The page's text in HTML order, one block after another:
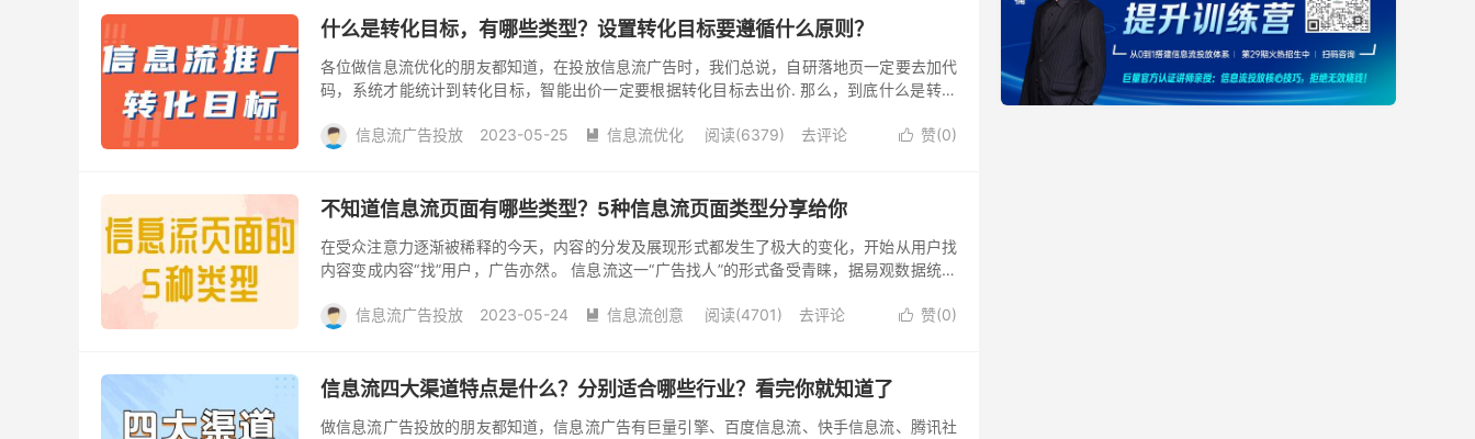
什么是转化目标，有哪些类型？设置转化目标要遵循什么原则？
各位做信息流优化的朋友都知道，在投放信息流广告时，我们总说，自研落地页一定要去加代
码，系统才能统计到转化目标，智能出价一定要根据转化目标去出价. 那么，到底什么是转化
 赞(0)
信息流广告投放 2023-05-25  信息流优化 阅读(6379) 去评论
不知道信息流页面有哪些类型？5种信息流页面类型分享给你
在受众注意力逐渐被稀释的今天，内容的分发及展现形式都发生了极大的变化，开始从用户找
内容变成内容“找”用户，广告亦然。 信息流这一“广告找人”的形式备受青睐，据易观数据统计
 赞(0)
信息流广告投放 2023-05-24  信息流创意 阅读(4701) 去评论
信息流四大渠道特点是什么？分别适合哪些行业？看完你就知道了
做信息流广告投放的朋友都知道，信息流广告有巨量引擎、百度信息流、快手信息流、腾讯社